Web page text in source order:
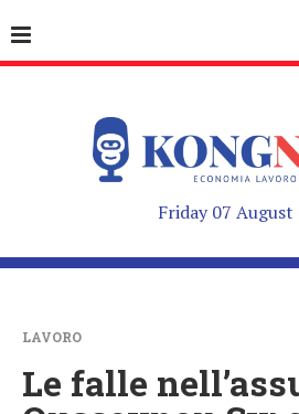
Friday 07 August
LAVORO
Le falle